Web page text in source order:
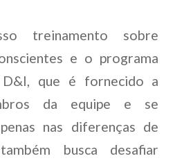
treinamento sobre
e o programa
que é fornecido a
da equipe e se
nas diferenças de
busca desafiar